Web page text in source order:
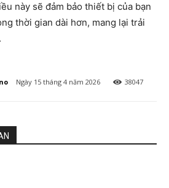
này sẽ đảm bảo thiết bị của bạn
thời gian dài hơn, mang lại trải
38047
Ngày 15 tháng 4 năm 2026